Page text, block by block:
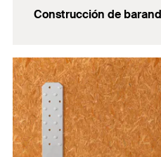
Construcción de